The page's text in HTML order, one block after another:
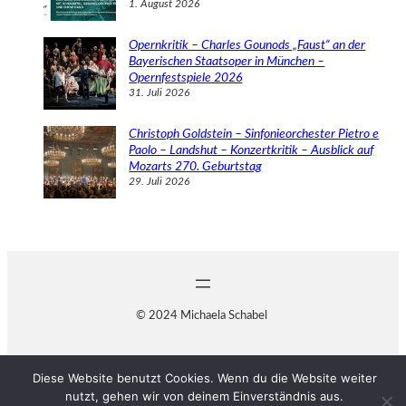
1. August 2026
Opernkritik – Charles Gounods „Faust“ an der
Bayerischen Staatsoper in München –
Opernfestspiele 2026
31. Juli 2026
Christoph Goldstein – Sinfonieorchester Pietro e
Paolo – Landshut – Konzertkritik – Ausblick auf
Mozarts 270. Geburtstag
29. Juli 2026
© 2024 Michaela Schabel
Diese Website benutzt Cookies. Wenn du die Website weiter
nutzt, gehen wir von deinem Einverständnis aus.